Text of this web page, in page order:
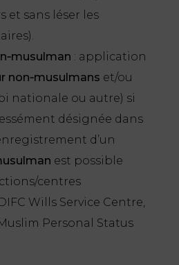
et sans léser les
: application
non‑musulmans et/ou
nationale ou autre) si
désignée dans
d’un
est possible
centres
Wills Service Centre,
Personal Status